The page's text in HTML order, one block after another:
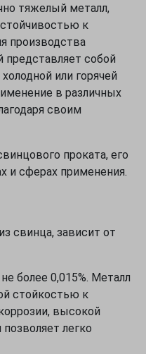
тяжелый металл,
к
производства
представляет собой
или горячей
в различных
своим
проката, его
и сферах применения.
свинца, зависит от
более 0,015%. Металл
стойкостью к
высокой
легко